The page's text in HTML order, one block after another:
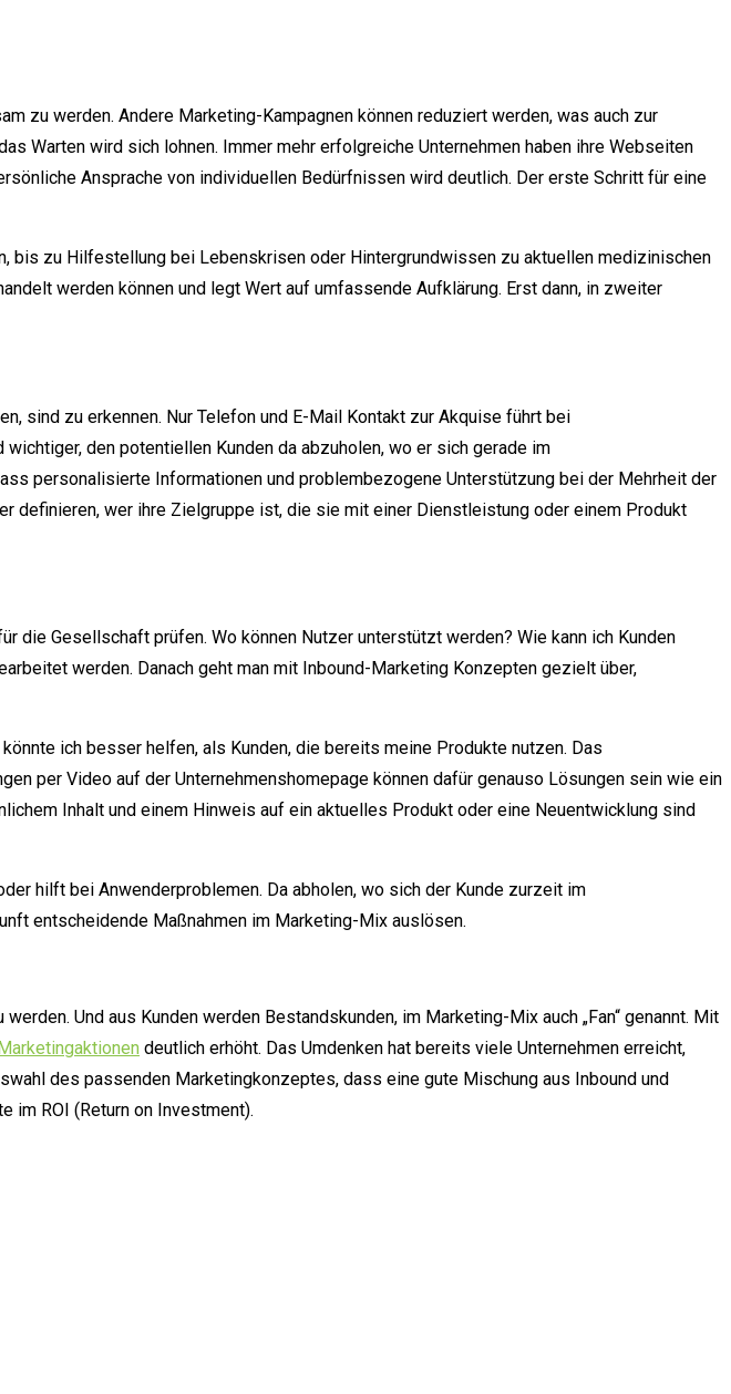
zu werden. Andere Marketing-Kampagnen können reduziert werden, was auch zur
Warten wird sich lohnen. Immer mehr erfolgreiche Unternehmen haben ihre Webseiten
Ansprache von individuellen Bedürfnissen wird deutlich. Der erste Schritt für eine
bis zu Hilfestellung bei Lebenskrisen oder Hintergrundwissen zu aktuellen medizinischen
werden können und legt Wert auf umfassende Aufklärung. Erst dann, in zweiter
sind zu erkennen. Nur Telefon und E-Mail Kontakt zur Akquise führt bei
den potentiellen Kunden da abzuholen, wo er sich gerade im
personalisierte Informationen und problembezogene Unterstützung bei der Mehrheit der
definieren, wer ihre Zielgruppe ist, die sie mit einer Dienstleistung oder einem Produkt
Gesellschaft prüfen. Wo können Nutzer unterstützt werden? Wie kann ich Kunden
werden. Danach geht man mit Inbound-Marketing Konzepten gezielt über,
ich besser helfen, als Kunden, die bereits meine Produkte nutzen. Das
per Video auf der Unternehmenshomepage können dafür genauso Lösungen sein wie ein
Inhalt und einem Hinweis auf ein aktuelles Produkt oder eine Neuentwicklung sind
hilft bei Anwenderproblemen. Da abholen, wo sich der Kunde zurzeit im
entscheidende Maßnahmen im Marketing-Mix auslösen.
Und aus Kunden werden Bestandskunden, im Marketing-Mix auch „Fan“ genannt. Mit
Marketingaktionen deutlich erhöht. Das Umdenken hat bereits viele Unternehmen erreicht,
des passenden Marketingkonzeptes, dass eine gute Mischung aus Inbound und
im ROI (Return on Investment).